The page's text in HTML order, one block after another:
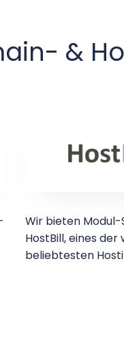
&
Wir bieten
HostBill, eines
beliebtesten